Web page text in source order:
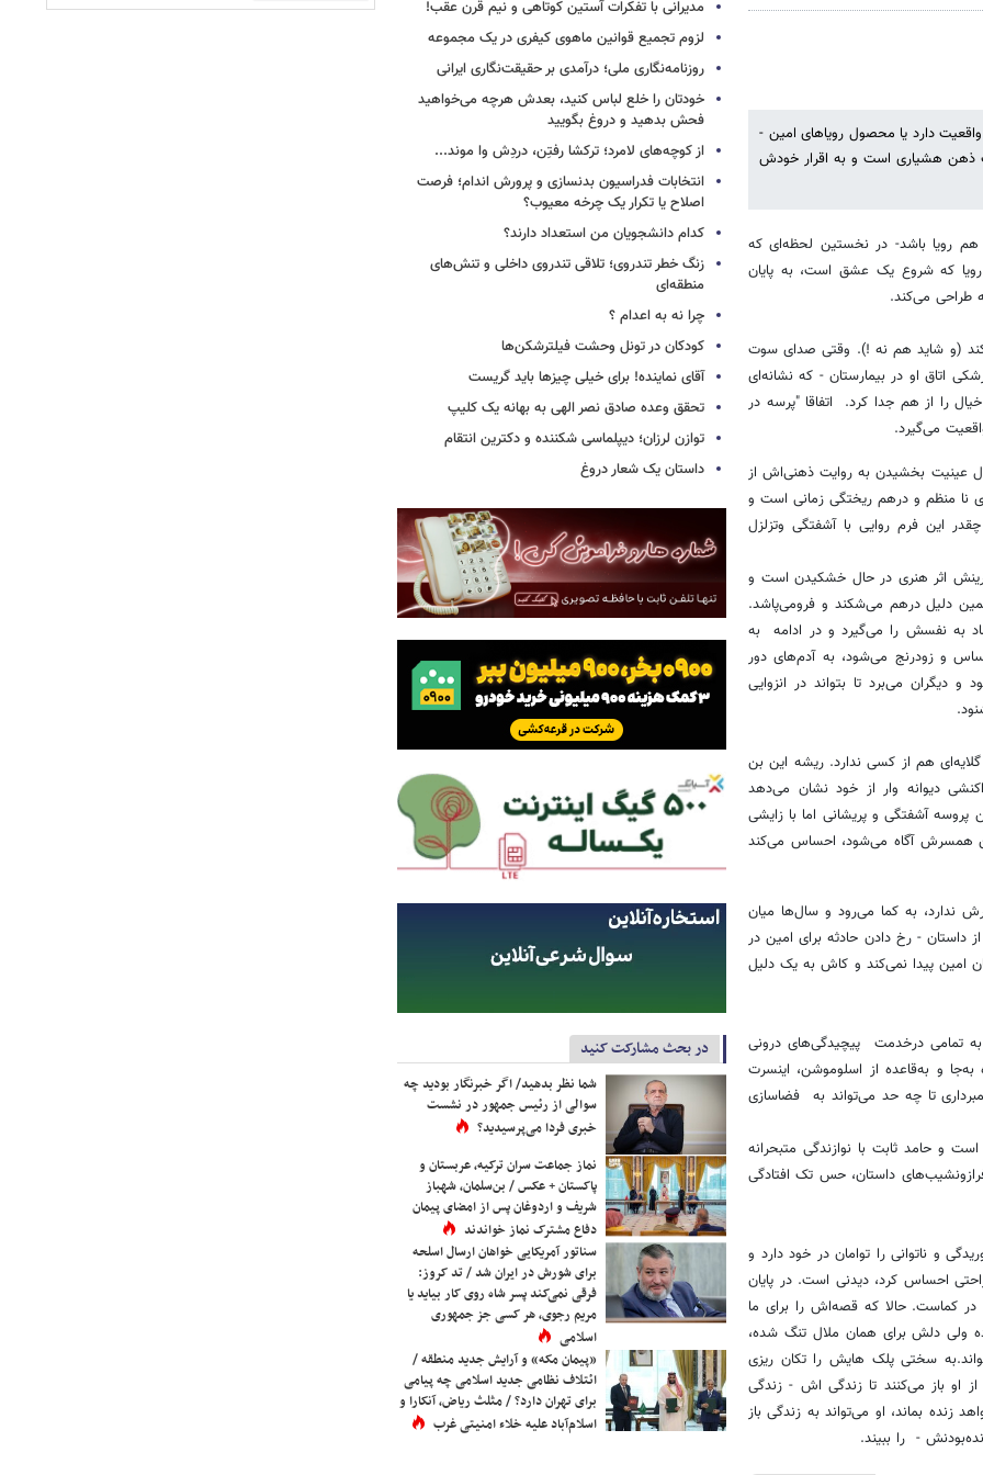
دارد یا محصول رویاهای امین -
ذهن هشیاری است و به اقرار خودش
رویا باشد- در نخستین لحظه‌ای که
که شروع یک عشق است، به پایان
طراحی می‌کند.
(و شاید هم نه !). وقتی صدای سوت
اتاق او در بیمارستان - که نشانه‌ای
را از هم جدا کرد. اتفاقا "پرسه در
می‌گیرد.
عینیت بخشیدن به روایت ذهنی‌اش از
نا منظم و درهم ریختگی زمانی است و
این فرم روایی با آشفتگی وتزلزل
اثر هنری در حال خشکیدن است و
دلیل درهم می‌شکند و فرومی‌پاشد.
به نفسش را می‌گیرد و در ادامه به
حساس و زودرنج می‌شود، به آدم‌های دور
می‌برد تا بتواند در انزوایی
هم از کسی ندارد. ریشه این بن
دیوانه وار از خود نشان می‌دهد
آشفتگی و پریشانی اما با زایشی
همسرش آگاه می‌شود، احساس می‌کند
ندارد، به کما می‌رود و سال‌ها میان
- رخ دادن حادثه برای امین در
امین پیدا نمی‌کند و کاش به یک دلیل
تمامی درخدمت پیچیدگی‌های درونی
به‌جا و به‌قاعده از اسلوموشن، اینسرت
تا چه حد می‌تواند به فضاسازی
و حامد ثابت با نوازندگی متبحرانه
داستان، حس تک افتادگی
و ناتوانی را توامان در خود دارد و
احساس کرد، دیدنی است. در پایان
کماست. حالا که قصه‌اش را برای ما
ولی دلش برای همان ملال تنگ شده،
سختی پلک هایش را تکان ریزی
او باز می‌کنند تا زندگی اش - زندگی
بماند، او می‌تواند به زندگی باز
- را ببیند.
مدیرانی با تفکرات آستین کوتاهی و نیم قرن عقب!
لزوم تجمیع قوانین ماهوی کیفری در یک مجموعه
روزنامه‌نگاری ملی؛ درآمدی بر حقیقت‌نگاری ایرانی
خودتان را خلع لباس کنید، بعدش هرچه می‌خواهید
فحش بدهید و دروغ بگویید
از کوچه‌های لامرد؛ ترکشا رفتِن، دردِش وا موند...
انتخابات فدراسیون بدنسازی و پرورش اندام؛ فرصت
اصلاح یا تکرار یک چرخه معیوب؟
کدام دانشجویان من استعداد دارند؟
زنگ خطر تندروی؛ تلاقی تندروی داخلی و تنش‌های
منطقه‌ای
چرا نه به اعدام ؟
کودکان در تونل وحشت فیلترشکن‌ها
آقای نماینده! برای خیلی چیزها باید گریست
تحقق وعده صادق نصر الهی به بهانه یک کلیپ
توازن لرزان؛ دیپلماسی شکننده و دکترین انتقام
داستان یک شعار دروغ
در بحث مشارکت کنید
شما نظر بدهید/ اگر خبرنگار بودید چه
سوالی از رئیس جمهور در نشست
خبری فردا می‌پرسیدید؟
نماز جماعت سران ترکیه، عربستان و
پاکستان + عکس / بن‌سلمان، شهباز
شریف و اردوغان پس از امضای پیمان
دفاع مشترک نماز خواندند
سناتور آمریکایی خواهان ارسال اسلحه
برای شورش در ایران شد / تد کروز:
فرقی نمی‌کند پسر شاه روی کار بیاید یا
مریم رجوی، هر کسی جز جمهوری
اسلامی
«پیمان مکه» و آرایش جدید منطقه /
ائتلاف نظامی جدید اسلامی چه پیامی
برای تهران دارد؟ / مثلث ریاض، آنکارا و
اسلام‌آباد علیه خلاء امنیتی غرب